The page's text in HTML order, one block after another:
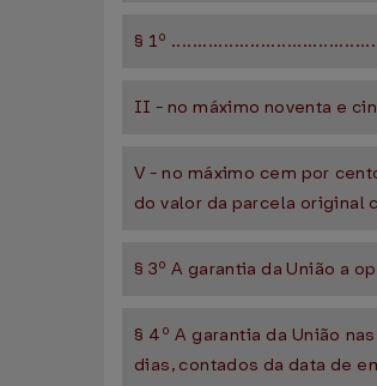
§ 1º
II - no máximo noventa e
V - no máximo cem por
do valor da parcela original
§ 3º A garantia da União a
§ 4º A garantia da União
dias, contados da data de